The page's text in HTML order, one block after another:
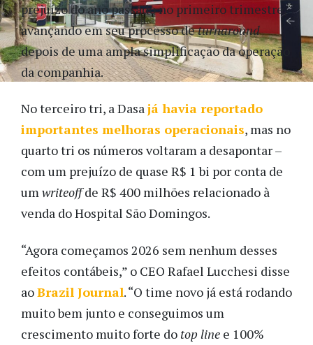
prejuízo do ano passado no primeiro trimestre,
avançando em seu processo deturnaround
depois de uma ampla simplificação da operação
da companhia.
No terceiro tri, a Dasajá havia reportado
importantes melhoras operacionais, mas no
quarto tri os números voltaram a desapontar –
com um prejuízo de quase R$ 1 bi por conta de
umwriteoffde R$ 400 milhões relacionado à
venda do Hospital São Domingos.
“Agora começamos 2026 sem nenhum desses
efeitos contábeis,” o CEO Rafael Lucchesi disse
aoBrazil Journal. “O time novo já está rodando
muito bem junto e conseguimos um
crescimento muito forte do top line e 100%